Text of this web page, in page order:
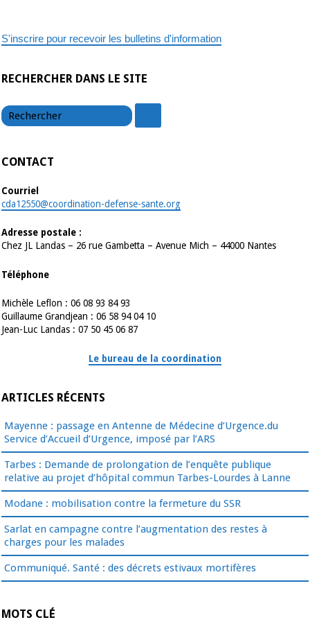
S'inscrire pour recevoir les bulletins d'information
RECHERCHER DANS LE SITE
CONTACT
Courriel
cda12550@coordination-defense-sante.org
Adresse postale :
Chez JL Landas – 26 rue Gambetta – Avenue Mich – 44000 Nantes
Téléphone
Michèle Leflon : 06 08 93 84 93
Guillaume Grandjean : 06 58 94 04 10
Jean-Luc Landas : 07 50 45 06 87
Le bureau de la coordination
ARTICLES RÉCENTS
Mayenne : passage en Antenne de Médecine d’Urgence.du
Service d’Accueil d’Urgence, imposé par l’ARS
Tarbes : Demande de prolongation de l’enquête publique
relative au projet d’hôpital commun Tarbes-Lourdes à Lanne
Modane : mobilisation contre la fermeture du SSR
Sarlat en campagne contre l’augmentation des restes à
charges pour les malades
Communiqué. Santé : des décrets estivaux mortifères
MOTS CLÉ